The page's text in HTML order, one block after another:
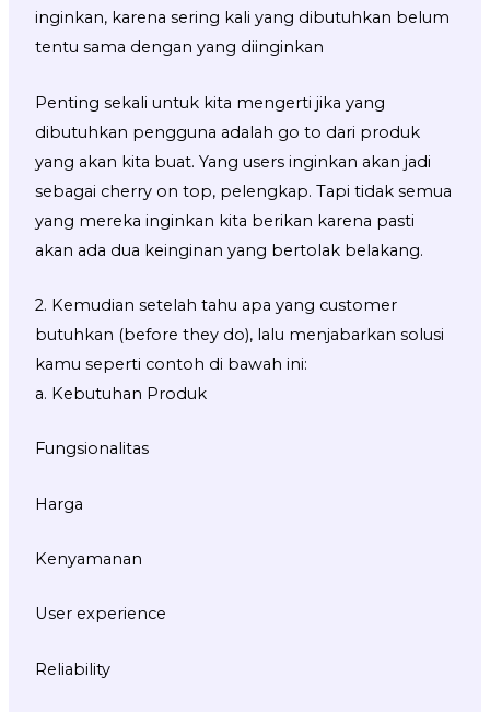
inginkan, karena sering kali yang dibutuhkan belum
tentu sama dengan yang diinginkan
Penting sekali untuk kita mengerti jika yang
dibutuhkan pengguna adalah go to dari produk
yang akan kita buat. Yang users inginkan akan jadi
sebagai cherry on top, pelengkap. Tapi tidak semua
yang mereka inginkan kita berikan karena pasti
akan ada dua keinginan yang bertolak belakang.
2. Kemudian setelah tahu apa yang customer
butuhkan (before they do), lalu menjabarkan solusi
kamu seperti contoh di bawah ini:
a. Kebutuhan Produk
Fungsionalitas
Harga
Kenyamanan
User experience
Reliability